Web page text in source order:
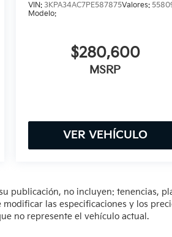
VIN:3KPA34AC7PE587875Valores:
Modelo:
$280,600
MSRP
VER VEHÍCULO
publicación, no incluyen: tenencias,
las especificaciones y los
no represente el vehículo actual.